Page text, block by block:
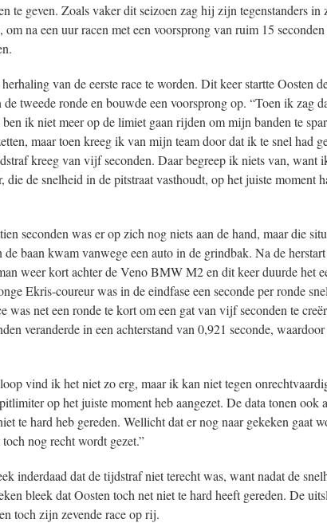
te geven. Zoals vaker dit seizoen zag hij zijn tegenstanders in
om na een uur racen met een voorsprong van ruim 15 seconden
van de eerste race te worden. Dit keer startte Oosten
tweede ronde en bouwde een voorsprong op. “Toen ik zag
ik niet meer op de limiet gaan rijden om mijn banden te
maar toen kreeg ik van mijn team door dat ik te snel had
kreeg van vijf seconden. Daar begreep ik niets van, want
de snelheid in de pitstraat vasthoudt, op het juiste moment
seconden was er op zich nog niets aan de hand, maar die
de baan kwam vanwege een auto in de grindbak. Na de
weer kort achter de Veno BMW M2 en dit keer duurde het
Ekris-coureur was in de eindfase een seconde per ronde
was net een ronde te kort om een gat van vijf seconden te
veranderde in een achterstand van 0,921 seconde,
vind ik het niet zo erg, maar ik kan niet tegen
op het juiste moment heb aangezet. De data tonen ook
te hard heb gereden. Wellicht dat er nog naar gekeken gaat
nog recht wordt gezet.”
inderdaad dat de tijdstraf niet terecht was, want nadat de
bleek dat Oosten toch net niet te hard heeft gereden. De
toch zijn zevende race op rij.